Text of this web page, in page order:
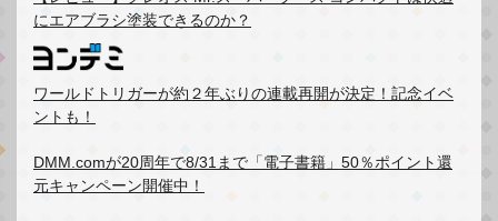
にエアブラシ塗装できるのか？
ワールドトリガーが約２年ぶりの連載再開が決定！記念イベ
ントも！
DMM.comが20周年で8/31まで「電子書籍」50％ポイント還
元キャンペーン開催中！